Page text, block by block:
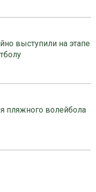
выступили на этапе
пляжного волейбола